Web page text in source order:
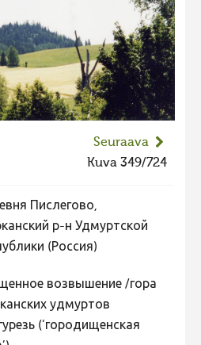
lisa
Seuraava
Kuva 349/724
Пислегово,
р-н Удмуртской
(Россия)
возвышение /гора
удмуртов
(‘городищенская